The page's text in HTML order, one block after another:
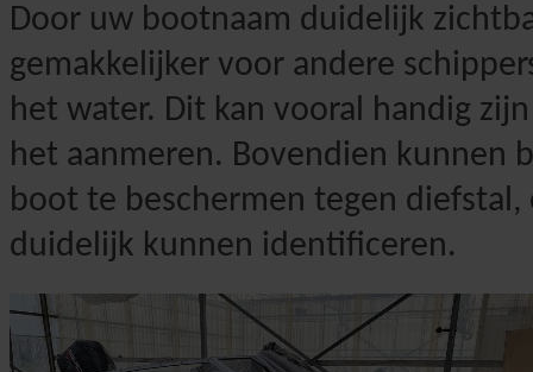
Door uw bootnaam duidelijk
gemakkelijker voor andere
het water. Dit kan vooral handig
het aanmeren. Bovendien kunnen
boot te beschermen tegen
duidelijk kunnen identificeren.